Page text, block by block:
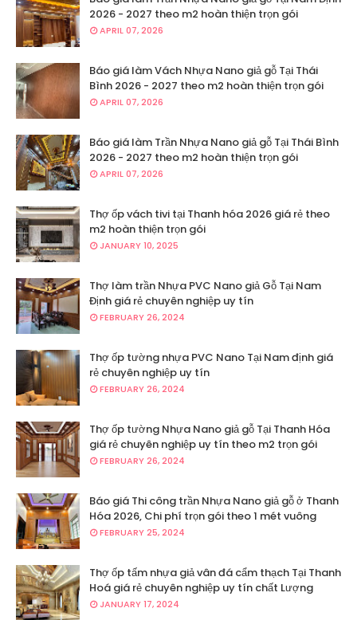
2026 - 2027 theo m2 hoàn thiện trọn gói
APRIL 07, 2026
Báo giá làm Vách Nhựa Nano giả gỗ Tại Thái
Bình 2026 - 2027 theo m2 hoàn thiện trọn gói
APRIL 07, 2026
Báo giá làm Trần Nhựa Nano giả gỗ Tại Thái Bình
2026 - 2027 theo m2 hoàn thiện trọn gói
APRIL 07, 2026
Thợ ốp vách tivi tại Thanh hóa 2026 giá rẻ theo
m2 hoàn thiện trọn gói
JANUARY 10, 2025
Thợ làm trần Nhựa PVC Nano giả Gỗ Tại Nam
Định giá rẻ chuyên nghiệp uy tín
FEBRUARY 26, 2024
Thợ ốp tường nhựa PVC Nano Tại Nam định giá
rẻ chuyên nghiệp uy tín
FEBRUARY 26, 2024
Thợ ốp tường Nhựa Nano giả gỗ Tại Thanh Hóa
giá rẻ chuyên nghiệp uy tín theo m2 trọn gói
FEBRUARY 26, 2024
Báo giá Thi công trần Nhựa Nano giả gỗ ở Thanh
Hóa 2026, Chi phí trọn gói theo 1 mét vuông
FEBRUARY 25, 2024
Thợ ốp tấm nhựa giả vân đá cẩm thạch Tại Thanh
Hoá giá rẻ chuyên nghiệp uy tín chất Lượng
JANUARY 17, 2024